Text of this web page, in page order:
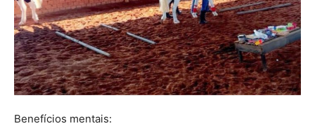
Benefícios mentais: